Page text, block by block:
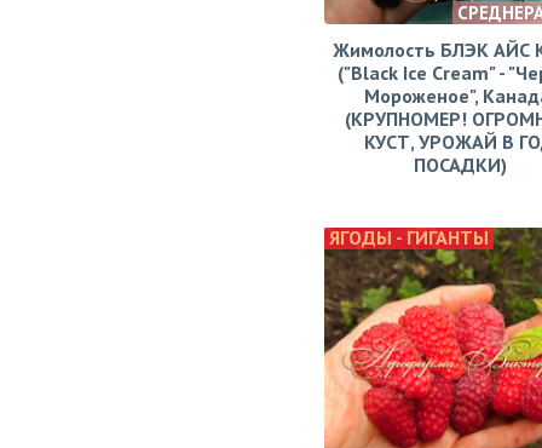
Жимолость БЛЭК АЙС
("Black Ice Cream" -
Мороженое",
(КРУПНОМЕР!
КУСТ, УРОЖАЙ В
ПОСАДКИ)
ЯГОДЫ - ГИГАНТЫ